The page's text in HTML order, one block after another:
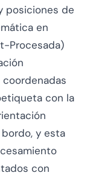
posiciones de
en
Procesada)
con la
bordo, y esta
con